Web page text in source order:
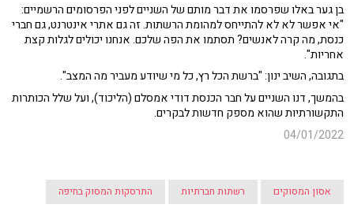
בן גער באלו שפרסמו את דבר מותם של השניים לפני הפרסומים הרשמיים:
"אי אפשר לא לא להתייחס למהומת הרשתות. זה גם אתרי אינטרנט, גם חברי
כנסת, מה קרה לאנשים? תסתמו את הפה שלכם. אנחנו יכולים לגלות קצת
אחריות".
בתגובה, השיב ינון: "ברשת הכל רץ, כל מי שיודע מעביר מה המצב".
בהמשך, דנו השניים על חבר הכנסת דודי אמסלם (הליכוד), ועל שלל הכותרות
התקשורתיות שהוא מספק חדשות לבקרים.
04/01/2022
אסון המסוקים רשתות חברתיות התרסקות המסוק בחיפה